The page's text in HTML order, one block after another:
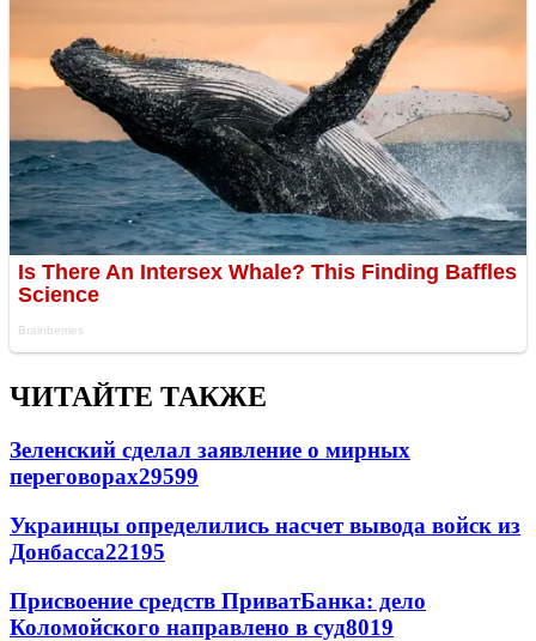
ЧИТАЙТЕ ТАКЖЕ
Зеленский сделал заявление о мирных
переговорах29599
Украинцы определились насчет вывода войск из
Донбасса22195
Присвоение средств ПриватБанка: дело
Коломойского направлено в суд8019